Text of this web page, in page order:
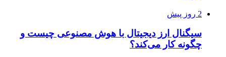
2 روز پیش
سیگنال ارز دیجیتال با هوش مصنوعی چیست و
چگونه کار می‌کند؟